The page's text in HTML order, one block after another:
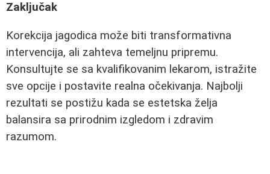
Zaključak
Korekcija jagodica može biti transformativna
intervencija, ali zahteva temeljnu pripremu.
Konsultujte se sa kvalifikovanim lekarom, istražite
sve opcije i postavite realna očekivanja. Najbolji
rezultati se postižu kada se estetska želja
balansira sa prirodnim izgledom i zdravim
razumom.